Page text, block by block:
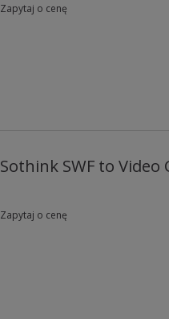
Zapytaj o cenę
Sothink SWF to
Zapytaj o cenę